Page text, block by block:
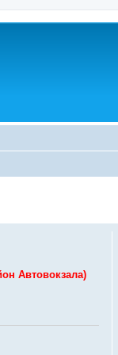
Автовокзала)